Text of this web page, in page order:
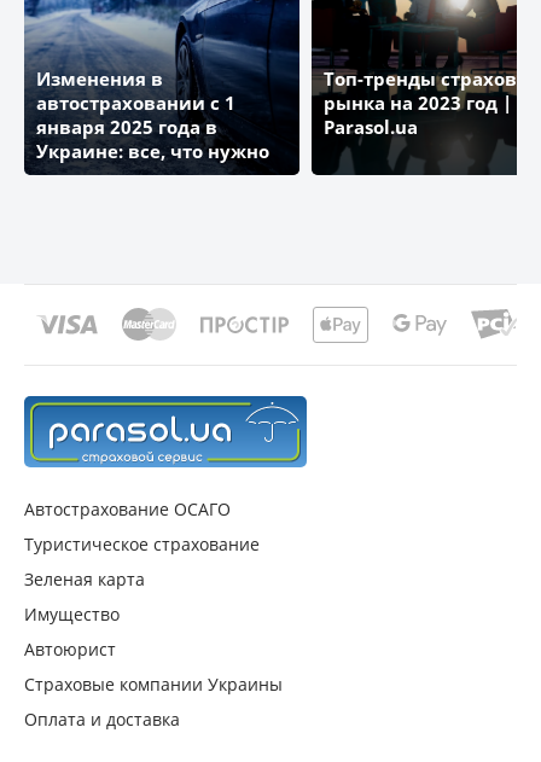
Изменения в
автостраховании с 1
января 2025 года в
Украине: все, что нужно
знать
Топ-тренды
рынка на 2023 год |
Parasol.ua
Автострахование ОСАГО
Туристическое страхование
Зеленая карта
Имущество
Автоюрист
Страховые компании Украины
Оплата и доставка